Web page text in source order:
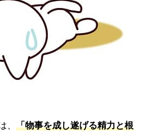
、 「物事を成し遂げる精力と根